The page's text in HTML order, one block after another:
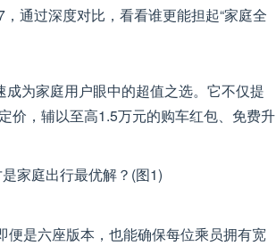
通过深度对比，看看谁更能担起“家庭全
为家庭用户眼中的超值之选。它不仅提
价，辅以至高1.5万元的购车红包、免费升
是六座版本，也能确保每位乘员拥有宽